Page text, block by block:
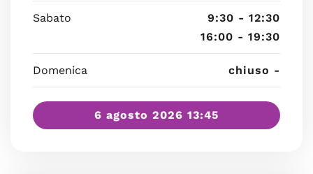
Sabato
9:30 - 12:30
16:00 - 19:30
Domenica chiuso -
6 agosto 2026 13:45